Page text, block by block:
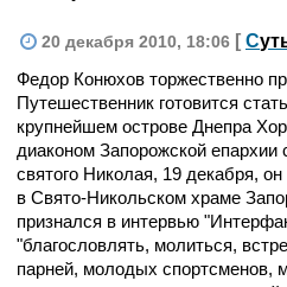
20 декабря 2010, 18:06 [ С
Федор Конюхов торжественно
Путешественник готовится
крупнейшем острове Днепра
диаконом Запорожской епархии
святого Николая, 19 декабря,
в Свято-Никольском храме
признался в интервью
"благословлять, молиться,
парней, молодых спортсменов,